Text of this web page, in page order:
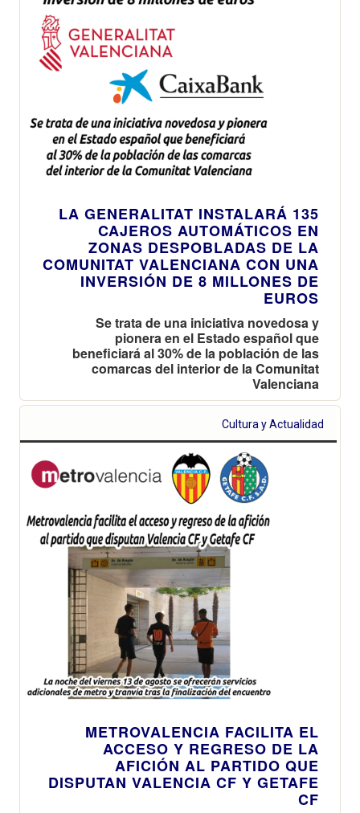
LA GENERALITAT INSTALARÁ 135
CAJEROS AUTOMÁTICOS EN
ZONAS DESPOBLADAS DE LA
COMUNITAT VALENCIANA CON UNA
INVERSIÓN DE 8 MILLONES DE
EUROS
Se trata de una iniciativa novedosa y
pionera en el Estado español que
beneficiará al 30% de la población de las
comarcas del interior de la Comunitat
Valenciana
Cultura y Actualidad
METROVALENCIA FACILITA EL
ACCESO Y REGRESO DE LA
AFICIÓN AL PARTIDO QUE
DISPUTAN VALENCIA CF Y GETAFE
CF